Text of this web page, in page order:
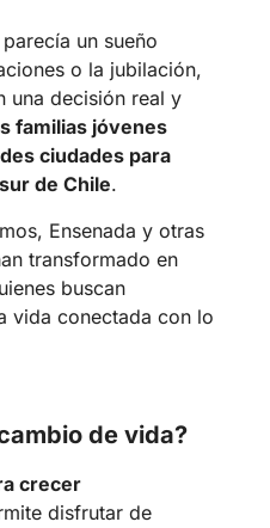
un sueño
o la jubilación,
una decisión real y
familias jóvenes
ciudades para
de Chile.
Ensenada y otras
transformado en
buscan
vida conectada con lo
de vida?
crecer
disfrutar de